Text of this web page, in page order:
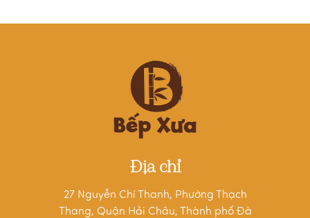
Địa chỉ
27 Nguyễn Chí Thanh, Phường Thạch
Thang, Quận Hải Châu, Thành phố Đà